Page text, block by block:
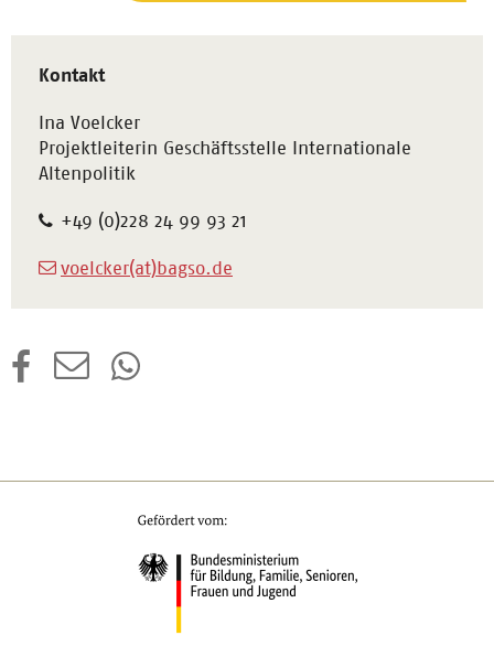
Kontakt
Ina Voelcker
Projektleiterin Geschäftsstelle Internationale
Altenpolitik
+49 (0)228 24 99 93 21
voelcker(at)bagso.de